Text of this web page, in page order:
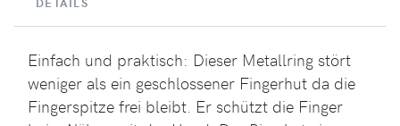
Einfach und praktisch: Dieser Metallring stört
weniger als ein geschlossener Fingerhut da die
Fingerspitze frei bleibt. Er schützt die Finger